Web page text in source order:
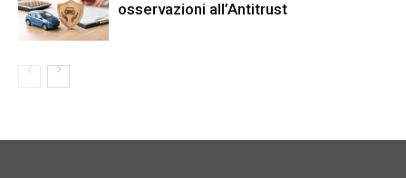
osservazioni all’Antitrust